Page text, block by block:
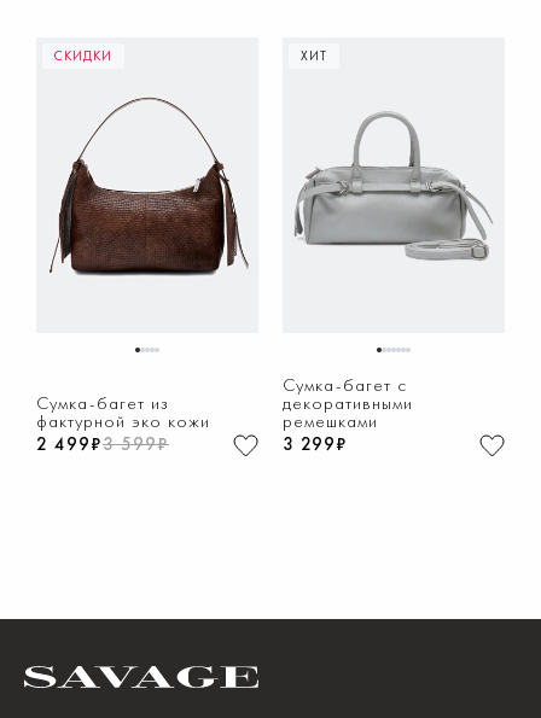
СКИДКИ
12345
Сумка-багет из
фактурной эко кожи
2 499₽3 599₽
ХИТ
1234567
Сумка-багет с
декоративными
ремешками
3 299₽